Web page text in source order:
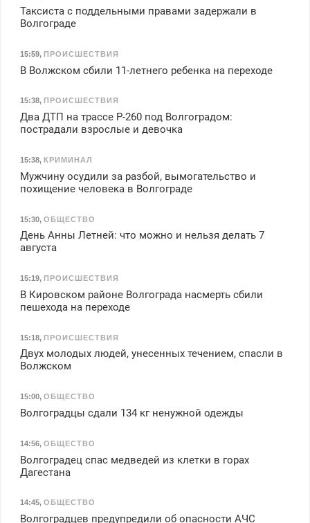
Таксиста с поддельными правами задержали в
Волгограде
15:59, ПРОИСШЕСТВИЯ
В Волжском сбили 11-летнего ребенка на переходе
15:38, ПРОИСШЕСТВИЯ
Два ДТП на трассе Р-260 под Волгоградом:
пострадали взрослые и девочка
15:38, КРИМИНАЛ
Мужчину осудили за разбой, вымогательство и
похищение человека в Волгограде
15:30, ОБЩЕСТВО
День Анны Летней: что можно и нельзя делать 7
августа
15:19, ПРОИСШЕСТВИЯ
В Кировском районе Волгограда насмерть сбили
пешехода на переходе
15:18, ПРОИСШЕСТВИЯ
Двух молодых людей, унесенных течением, спасли в
Волжском
15:00, ОБЩЕСТВО
Волгоградцы сдали 134 кг ненужной одежды
14:56, ОБЩЕСТВО
Волгоградец спас медведей из клетки в горах
Дагестана
14:45, ОБЩЕСТВО
Волгоградцев предупредили об опасности АЧС